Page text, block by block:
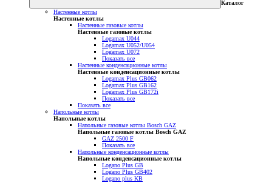
Каталог
Настенные котлы
Настенные котлы
Настенные газовые котлы
Настенные газовые котлы
Logamax U044
Logamax U052/U054
Logamax U072
Показать все
Настенные конденсационные котлы
Настенные конденсационные котлы
Logamax Plus GB062
Logamax Plus GB162
Logamax Plus GB172i
Показать все
Показать все
Напольные котлы
Напольные котлы
Напольные газовые котлы Bosch GAZ
Напольные газовые котлы Bosch GAZ
GAZ 2500 F
Показать все
Напольные конденсационные котлы
Напольные конденсационные котлы
Logano Plus GB
Logano Plus GB402
Logano plus KB